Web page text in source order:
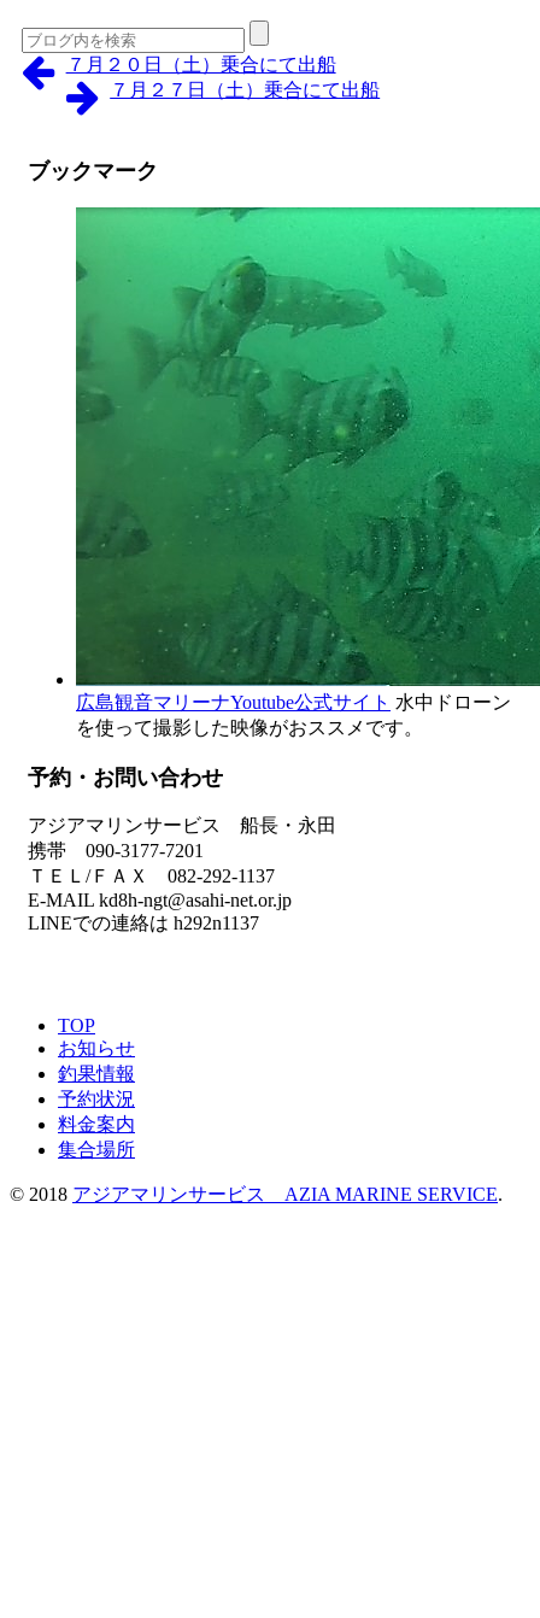
７月２０日（土）乗合にて出船
７月２７日（土）乗合にて出船
ブックマーク
広島観音マリーナYoutube公式サイト 水中ドローン
を使って撮影した映像がおススメです。
予約・お問い合わせ
アジアマリンサービス 船長・永田
携帯 090-3177-7201
ＴＥＬ/ＦＡＸ 082-292-1137
E-MAIL kd8h-ngt@asahi-net.or.jp
LINEでの連絡は h292n1137
TOP
お知らせ
釣果情報
予約状況
料金案内
集合場所
© 2018 アジアマリンサービス AZIA MARINE SERVICE.